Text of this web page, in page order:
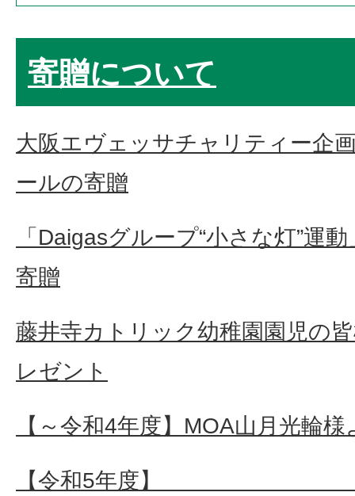
寄贈について
大阪エヴェッサチャリティー企
ールの寄贈
「Daigasグループ“小さな灯”運
寄贈
藤井寺カトリック幼稚園園児の
レゼント
【～令和4年度】MOA山月光輪
【令和5年度